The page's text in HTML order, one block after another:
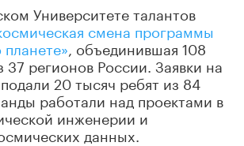
Университете талантов
смена программы
, объединившая 108
37 регионов России. Заявки на
20 тысяч ребят из 84
работали над проектами в
инженерии и
данных.